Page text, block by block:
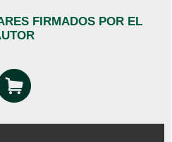
FIRMADOS POR EL